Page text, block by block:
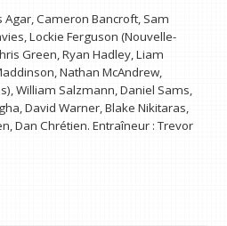
Agar, Cameron Bancroft, Sam
Lockie Ferguson (Nouvelle-
Green, Ryan Hadley, Liam
Nathan McAndrew,
William Salzmann, Daniel Sams,
David Warner, Blake Nikitaras,
Dan Chrétien. Entraîneur : Trevor